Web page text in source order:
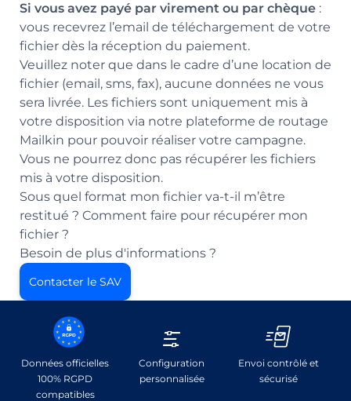
Si vous avez payé par virement ou par chèque :
vous recevrez l’email de téléchargement de votre
fichier dès la réception du paiement.
Veuillez noter que dans le cadre d’une location de
fichier (email, sms, fax), aucune données ne vous
sera livrée. Les fichiers sont uniquement mis à
votre disposition via notre plateforme de routage
Mailkin pour pouvoir réaliser votre campagne.
Vous ne pourrez donc pas récupérer les fichiers
mis à votre disposition.
Sous quel format mon fichier va-t-il m’être
restitué ? Comment faire pour récupérer mon
fichier ?
Besoin de plus d'informations ?
Contacter le SAV
Données officielles
100% RGPD
compatibles
Configuration
personnalisée
Envoi contrôlé et
sécurisé